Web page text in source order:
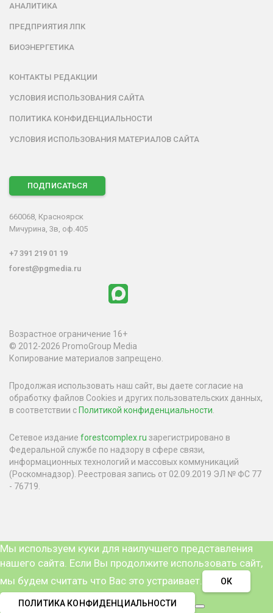
АНАЛИТИКА
ПРЕДПРИЯТИЯ ЛПК
БИОЭНЕРГЕТИКА
КОНТАКТЫ РЕДАКЦИИ
УСЛОВИЯ ИСПОЛЬЗОВАНИЯ САЙТА
ПОЛИТИКА КОНФИДЕНЦИАЛЬНОСТИ
УСЛОВИЯ ИСПОЛЬЗОВАНИЯ МАТЕРИАЛОВ САЙТА
ПОДПИСАТЬСЯ
660068, Красноярск
Мичурина, 3в, оф.405
+7 391 219 01 19
forest@pgmedia.ru
Возрастное ограничение 16+
© 2012-2026 PromoGroup Media
Копирование материалов запрещено.
Продолжая использовать наш сайт, вы даете согласие на
обработку файлов Cookies и других пользовательских данных,
в соответствии с Политикой конфиденциальности.
Сетевое издание forestcomplex.ru зарегистрировано в
Федеральной службе по надзору в сфере связи,
информационных технологий и массовых коммуникаций
(Роскомнадзор). Реестровая запись от 02.09.2019 ЭЛ № ФС 77
- 76719.
Мы используем куки для наилучшего представления
нашего сайта. Если Вы продолжите использовать сайт,
мы будем считать что Вас это устраивает.
ОК
ПОЛИТИКА КОНФИДЕНЦИАЛЬНОСТИ